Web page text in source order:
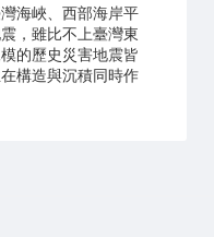
海峽、西部海岸平
，雖比不上臺灣東
的歷史災害地震皆
構造與沉積同時作